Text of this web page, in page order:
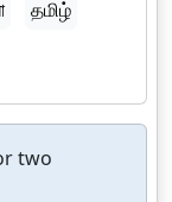
தமிழ்
two